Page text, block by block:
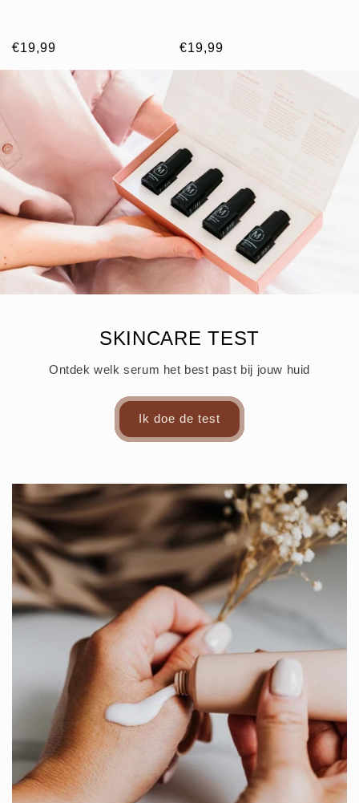
Normale
prijs
€19,99
Normale
prijs
€19,99
SKINCARE TEST
Ontdek welk serum het best past bij jouw huid
Ik doe de test